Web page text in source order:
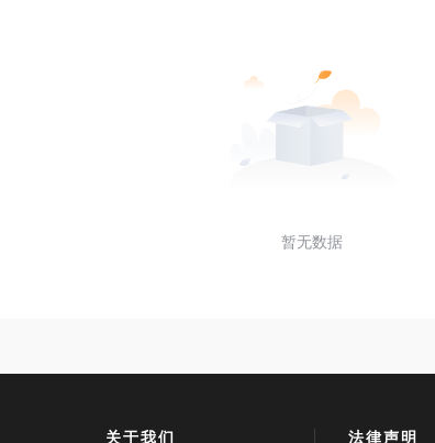
暂无数据
关于我们 法律声明